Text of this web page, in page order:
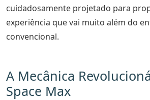
cuidadosamente projetado para
experiência que vai muito além do
convencional.
A Mecânica
Space Max